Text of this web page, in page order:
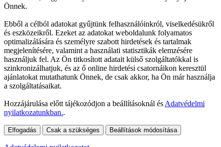
Önnek.
Ebből a célból adatokat gyűjtünk felhasználóinkról, viselkedésükről
és eszközeikről. Ezeket az adatokat weboldalunk folyamatos
optimalizálására és személyre szabott hirdetések és tartalmak
megjelenítésére, valamint a használati statisztikák elemzésére
használjuk fel. Az Ön titkosított adatait külső szolgáltatókkal is
szinkronizálhatjuk, és az ő online hirdetési csatornáikon keresztül
ajánlatokat mutathatunk Önnek, de csak akkor, ha Ön már használja
a szolgáltatásaikat.
Hozzájárulása előtt tájékozódjon a beállításoknál és Adatvédelmi
nyilatkozatunkban..
Elfogadás Csak a szükséges Beállítások módosítása